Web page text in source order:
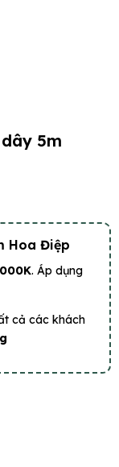
5m
Hoa Điệp
. Áp dụng
cả các khách